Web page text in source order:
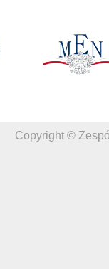
Copyright ©